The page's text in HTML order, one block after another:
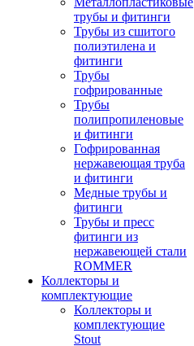
трубы и фитинги
Трубы из сшитого
полиэтилена и
фитинги
Трубы
гофрированные
Трубы
полипропиленовые
и фитинги
Гофрированная
нержавеющая труба
и фитинги
Медные трубы и
фитинги
Трубы и пресс
фитинги из
нержавеющей стали
ROMMER
Коллекторы и
комплектующие
Коллекторы и
комплектующие
Stout